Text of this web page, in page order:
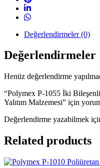
Değerlendirmeler (0)
Değerlendirmeler
Henüz değerlendirme
“Polymex P-1055 İki
Yalıtım Malzemesi” için
Değerlendirme yazabilmek
Related products